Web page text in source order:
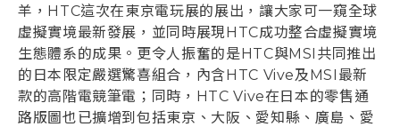
羊，HTC這次在東京電玩展的展出，讓大家可一窺全球
虛擬實境最新發展，並同時展現HTC成功整合虛擬實境
生態體系的成果。更令人振奮的是HTC與MSI共同推出
的日本限定嚴選驚喜組合，內含HTC Vive及MSI最新
款的高階電競筆電；同時，HTC Vive在日本的零售通
路版圖也已擴增到包括東京、大阪、愛知縣、廣島、愛